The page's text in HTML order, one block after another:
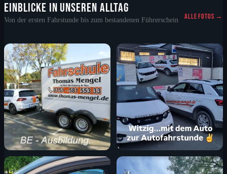
EINBLICKE IN UNSEREN ALLTAG
Von der ersten Fahrstunde bis zum bestandenen Führerschein ALLE FOTOS →